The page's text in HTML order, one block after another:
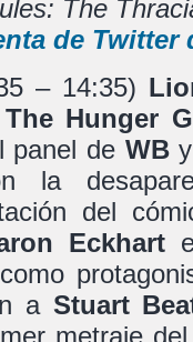
The
de Twitter
– 14:35)
Hunger
panel de WB
la
del
Eckhart
a Stuart